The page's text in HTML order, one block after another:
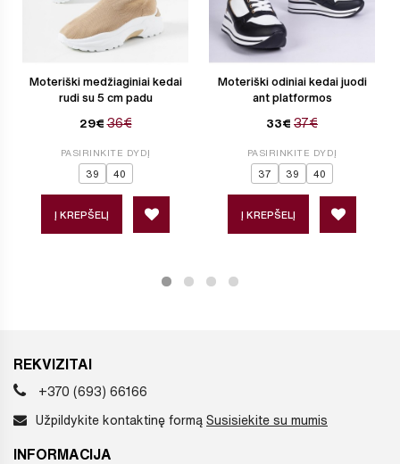
Moteriški medžiaginiai kedai
rudi su 5 cm padu
29€ 36€
PASIRINKITE DYDĮ
39 40
Į KREPŠELĮ
Moteriški odiniai kedai juodi
ant platformos
33€ 37€
PASIRINKITE DYDĮ
37 39 40
Į KREPŠELĮ
REKVIZITAI
+370 (693) 66166
Užpildykite kontaktinę formą Susisiekite su mumis
INFORMACIJA